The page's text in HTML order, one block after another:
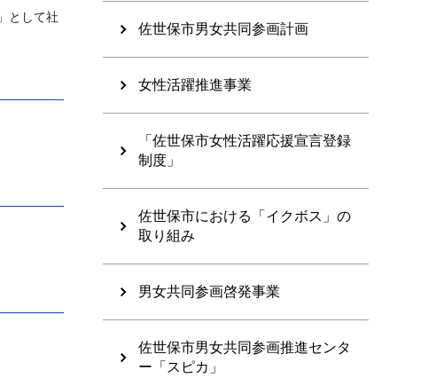
として社
佐世保市男女共同参画計画
女性活躍推進事業
「佐世保市女性活躍応援宣言登録
制度」
佐世保市における「イクボス」の
取り組み
男女共同参画啓発事業
佐世保市男女共同参画推進センタ
ー「スピカ」